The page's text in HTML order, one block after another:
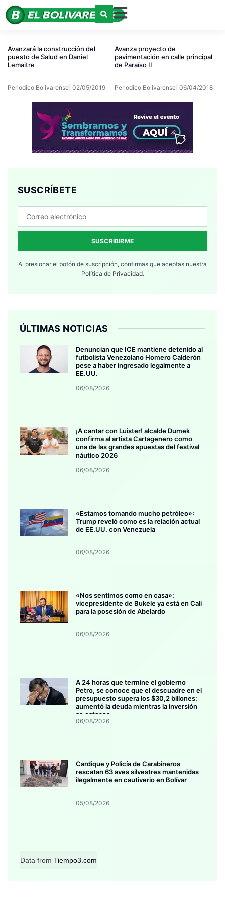
Avanzará la construcción del
puesto de Salud en Daniel
Lemaitre
Periodico Bolivarense 02/05/2019
Avanza proyecto de
pavimentación en calle principal
de Paraíso II
Periodico Bolivarense 06/04/2018
SUSCRÍBETE
SUSCRIBIRME
Al presionar el botón de suscripción, confirmas que aceptas nuestra
Política de Privacidad.
ÚLTIMAS NOTICIAS
Denuncian que ICE mantiene detenido al
futbolista Venezolano Homero Calderón
pese a haber ingresado legalmente a
EE.UU.
06/08/2026
¡A cantar con Luister! alcalde Dumek
confirma al artista Cartagenero como
una de las grandes apuestas del festival
náutico 2026
06/08/2026
«Estamos tomando mucho petróleo»:
Trump reveló como es la relación actual
de EE.UU. con Venezuela
06/08/2026
«Nos sentimos como en casa»:
vicepresidente de Bukele ya está en Cali
para la posesión de Abelardo
06/08/2026
A 24 horas que termine el gobierno
Petro, se conoce que el descuadre en el
presupuesto supera los $30,2 billones:
aumentó la deuda mientras la inversión
se estanca
06/08/2026
Cardique y Policía de Carabineros
rescatan 63 aves silvestres mantenidas
ilegalmente en cautiverio en Bolívar
05/08/2026
Data from Tiempo3.com